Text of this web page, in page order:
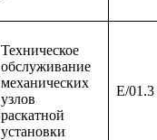
Техническое
обслуживание
механических
узлов
раскатной
установки
E/01.3